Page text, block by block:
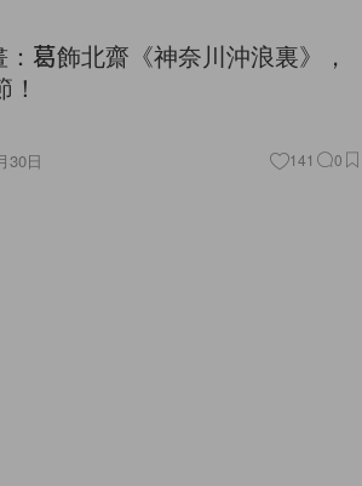
葛飾北齋《神奈川沖浪裏》，
30日 141 0